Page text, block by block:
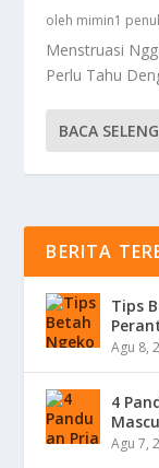
oleh mimin1
Menstruasi
Perlu Tahu
BACA
BERITA
Tips
Agu 8,
4
Agu 7,